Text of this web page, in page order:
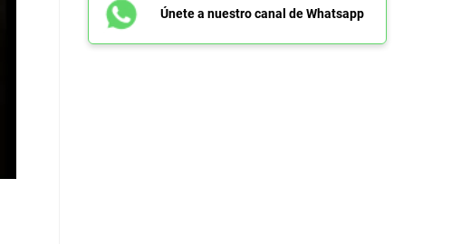
Únete a nuestro canal de Whatsapp